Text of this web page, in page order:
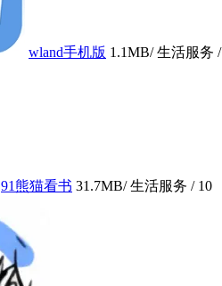
wland手机版 1.1MB/ 生活服务 /
91熊猫看书 31.7MB/ 生活服务 / 10